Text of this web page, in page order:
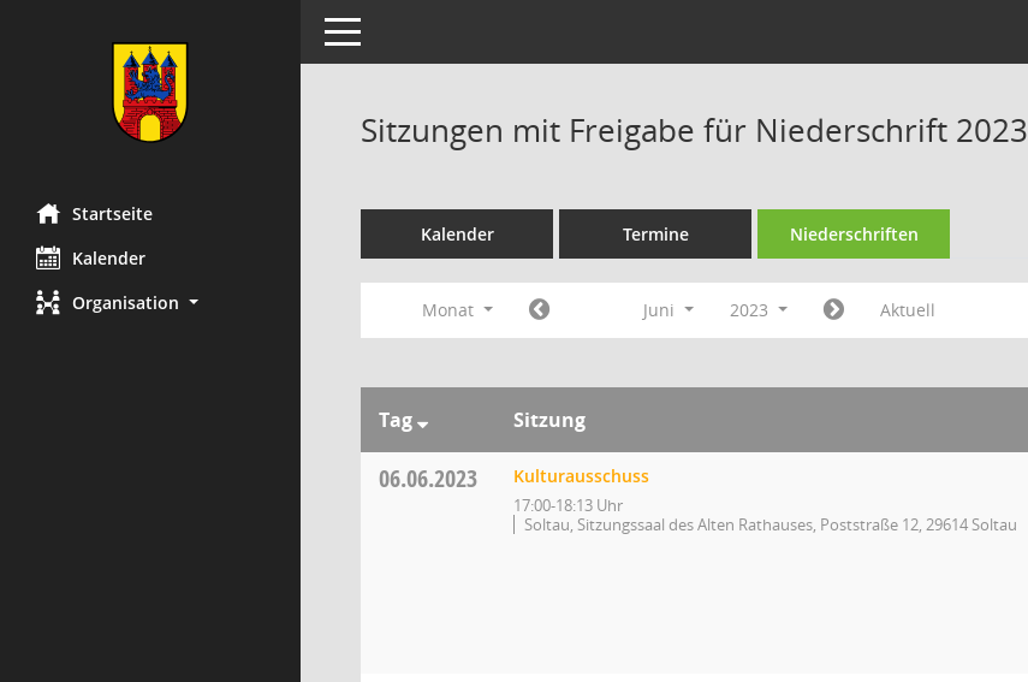
Startseite
Kalender
Organisation
Toggle navigation
Sitzungen mit Freigabe für Niederschrift 2023
Kalender Termine Niederschriften
Monat Juni 2023 Aktuell
Tag Sitzung
06.06.2023 Kulturausschuss
17:00-18:13 Uhr
Soltau, Sitzungssaal des Alten Rathauses, Poststraße 12, 29614 Soltau